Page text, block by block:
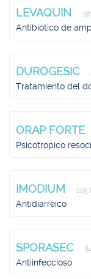
LEVAQUIN
Antibiótico de
DUROGESIC
Tratamiento del
ORAP FORTE
Psicotrópico
IMODIUM 105
Antidiarreico
SPORASEC
Antiinfeccioso